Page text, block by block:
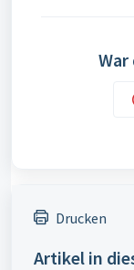
Drucken
Artikel in